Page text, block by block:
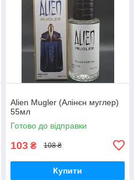
Alien Mugler (Алінєн муглер)
55мл
Готово до відправки
103 ₴ 108 ₴
Купити